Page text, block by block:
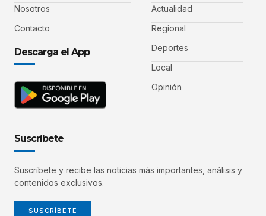
Nosotros
Contacto
Descarga el App
Actualidad
Regional
Deportes
Local
Opinión
Suscríbete
Suscríbete y recibe las noticias más importantes, análisis y
contenidos exclusivos.
SUSCRÍBETE